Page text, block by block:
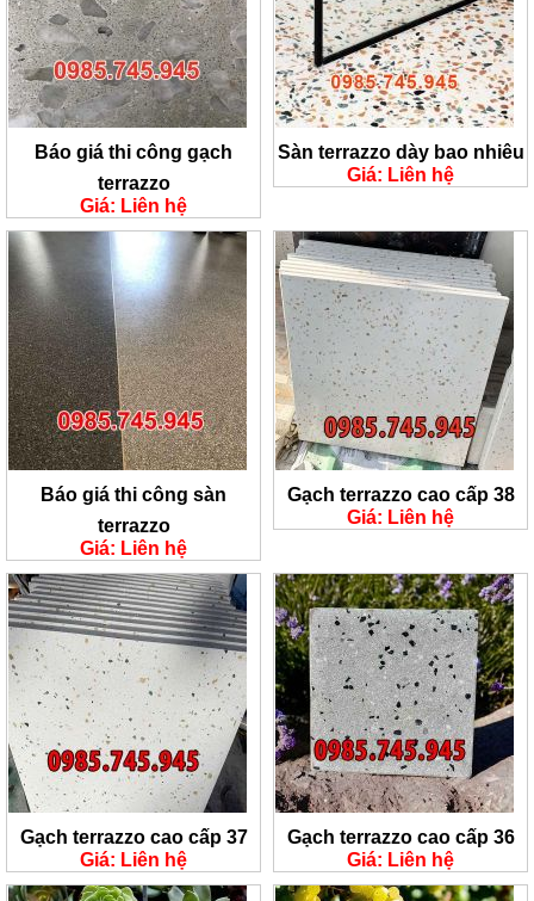
Báo giá thi công gạch
terrazzo
Giá: Liên hệ
Sàn terrazzo dày bao nhiêu
Giá: Liên hệ
Báo giá thi công sàn
terrazzo
Giá: Liên hệ
Gạch terrazzo cao cấp 38
Giá: Liên hệ
Gạch terrazzo cao cấp 37
Giá: Liên hệ
Gạch terrazzo cao cấp 36
Giá: Liên hệ